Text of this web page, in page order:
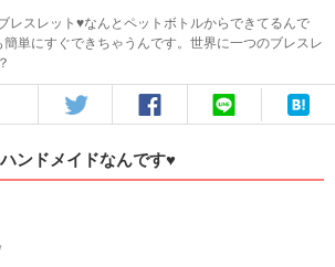
レスレット♥なんとペットボトルからできてるんで
単にすぐできちゃうんです。世界に一つのブレスレ
ンドメイドなんです♥